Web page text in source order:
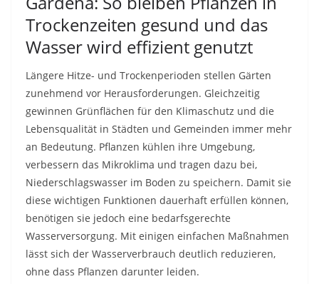
Trockenzeiten gesund und das
Wasser wird effizient genutzt
Längere Hitze- und Trockenperioden stellen Gärten
zunehmend vor Herausforderungen. Gleichzeitig
gewinnen Grünflächen für den Klimaschutz und die
Lebensqualität in Städten und Gemeinden immer mehr
an Bedeutung. Pflanzen kühlen ihre Umgebung,
verbessern das Mikroklima und tragen dazu bei,
Niederschlagswasser im Boden zu speichern. Damit sie
diese wichtigen Funktionen dauerhaft erfüllen können,
benötigen sie jedoch eine bedarfsgerechte
Wasserversorgung. Mit einigen einfachen Maßnahmen
lässt sich der Wasserverbrauch deutlich reduzieren,
ohne dass Pflanzen darunter leiden.